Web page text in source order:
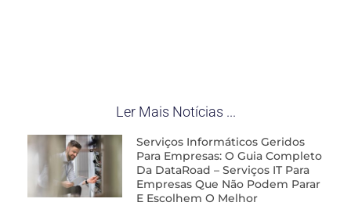
Ler Mais Notícias ...
Serviços Informáticos Geridos
Para Empresas: O Guia Completo
Da DataRoad – Serviços IT Para
Empresas Que Não Podem Parar
E Escolhem O Melhor